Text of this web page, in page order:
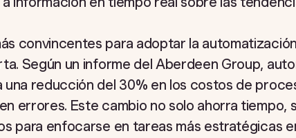
convincentes para adoptar la
Según un informe del Aberdeen Group,
una reducción del 30% en los costos de
errores. Este cambio no solo ahorra tiempo,
para enfocarse en tareas más estratégicas